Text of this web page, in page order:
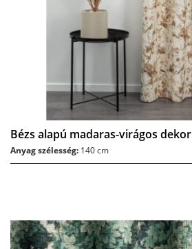
Bézs alapú madaras-virágos dekor
Anyag szélesség: 140 cm